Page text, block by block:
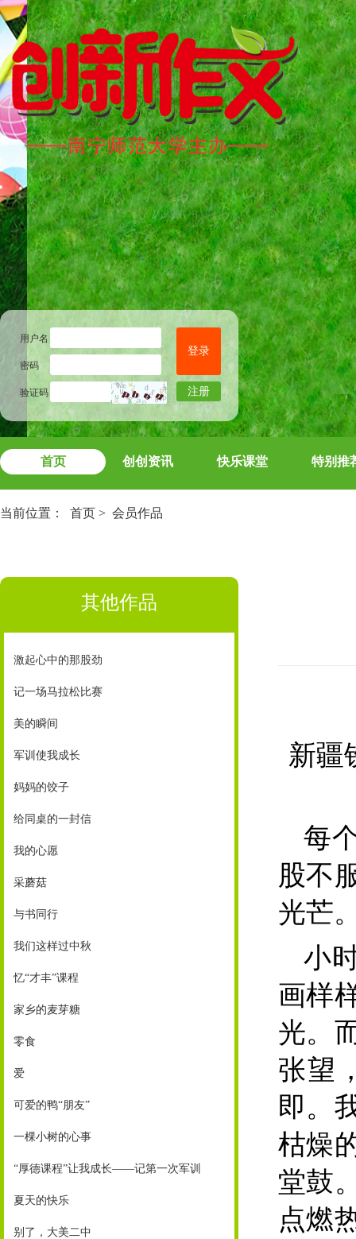
用户名
密码
验证码
登录
注册
首页 创创资讯 快乐课堂 特别推
当前位置： 首页 > 会员作品
其他作品
激起心中的那股劲
记一场马拉松比赛
美的瞬间
军训使我成长
妈妈的饺子
给同桌的一封信
我的心愿
采蘑菇
与书同行
我们这样过中秋
忆“才丰”课程
家乡的麦芽糖
零食
爱
可爱的鸭“朋友”
一棵小树的心事
“厚德课程”让我成长——记第一次军训
夏天的快乐
别了，大美二中
新疆
每
股不
光芒
小
画样
光。
张望
即。
枯燥
堂鼓
点燃